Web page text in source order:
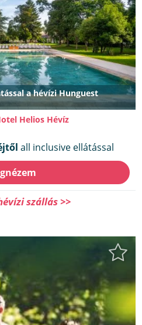
a hévízi Hunguest
Helios Hévíz
all inclusive ellátással
szállás >>